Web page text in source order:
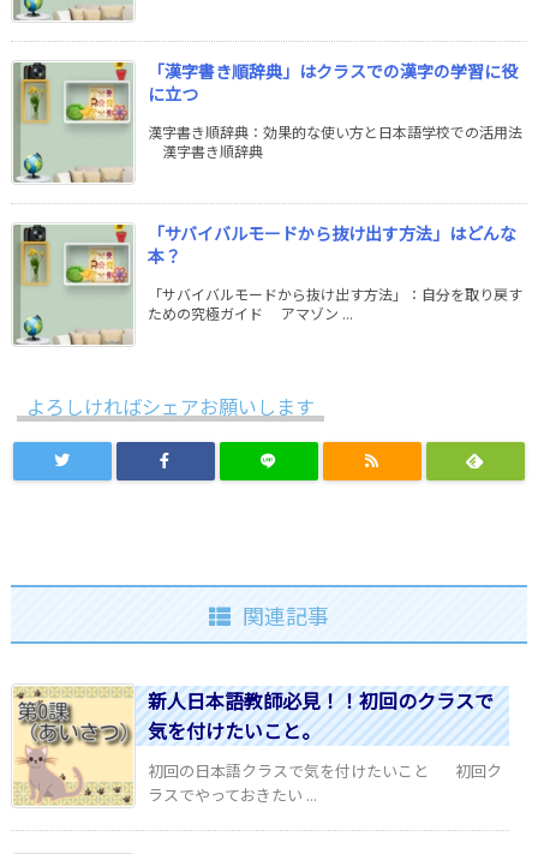
「漢字書き順辞典」はクラスでの漢字の学習に役
に立つ
漢字書き順辞典：効果的な使い方と日本語学校での活用法
漢字書き順辞典
「サバイバルモードから抜け出す方法」はどんな
本？
「サバイバルモードから抜け出す方法」：自分を取り戻す
ための究極ガイド アマゾン ...
よろしければシェアお願いします
関連記事
新人日本語教師必見！！初回のクラスで
気を付けたいこと。
初回の日本語クラスで気を付けたいこと 初回ク
ラスでやっておきたい ...